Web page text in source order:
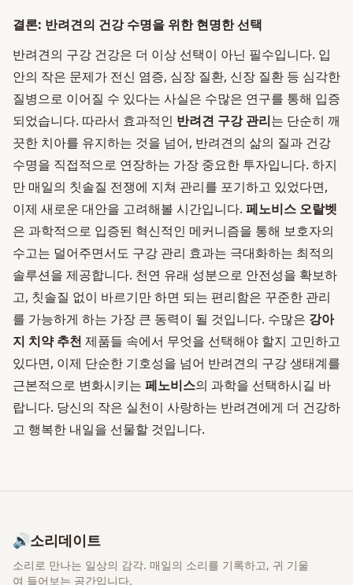
결론: 반려견의 건강 수명을 위한 현명한 선택
반려견의 구강 건강은 더 이상 선택이 아닌 필수입니다. 입
안의 작은 문제가 전신 염증, 심장 질환, 신장 질환 등 심각한
질병으로 이어질 수 있다는 사실은 수많은 연구를 통해 입증
되었습니다. 따라서 효과적인 반려견 구강 관리는 단순히 깨
끗한 치아를 유지하는 것을 넘어, 반려견의 삶의 질과 건강
수명을 직접적으로 연장하는 가장 중요한 투자입니다. 하지
만 매일의 칫솔질 전쟁에 지쳐 관리를 포기하고 있었다면,
이제 새로운 대안을 고려해볼 시간입니다. 페노비스 오랄벳
은 과학적으로 입증된 혁신적인 메커니즘을 통해 보호자의
수고는 덜어주면서도 구강 관리 효과는 극대화하는 최적의
솔루션을 제공합니다. 천연 유래 성분으로 안전성을 확보하
고, 칫솔질 없이 바르기만 하면 되는 편리함은 꾸준한 관리
를 가능하게 하는 가장 큰 동력이 될 것입니다. 수많은 강아
지 치약 추천 제품들 속에서 무엇을 선택해야 할지 고민하고
있다면, 이제 단순한 기호성을 넘어 반려견의 구강 생태계를
근본적으로 변화시키는 페노비스의 과학을 선택하시길 바
랍니다. 당신의 작은 실천이 사랑하는 반려견에게 더 건강하
고 행복한 내일을 선물할 것입니다.
🔊소리데이트
소리로 만나는 일상의 감각. 매일의 소리를 기록하고, 귀 기울
여 들어보는 공간입니다.